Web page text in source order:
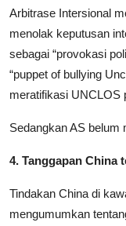
Arbitrase Intersional
menolak keputusan
sebagai “provokasi
“puppet of bullying
meratifikasi UNCLOS
Sedangkan AS
4. Tanggapan China
Tindakan China di
mengumumkan